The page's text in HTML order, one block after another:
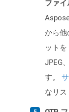
ファ
から他
ットを
JPEG
す。
なリス